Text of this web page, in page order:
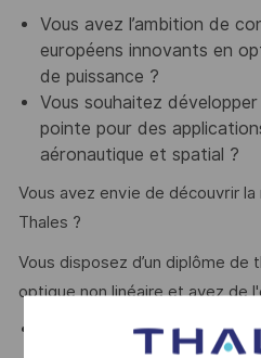
Vous avez l’ambition de
européens innovants en
de puissance ?
Vous souhaitez
pointe pour des
aéronautique et spatial ?
Vous avez envie de découvrir la
Thales ?
Vous disposez d’un diplôme de
optique non linéaire et avez de
Lasers à état solide et